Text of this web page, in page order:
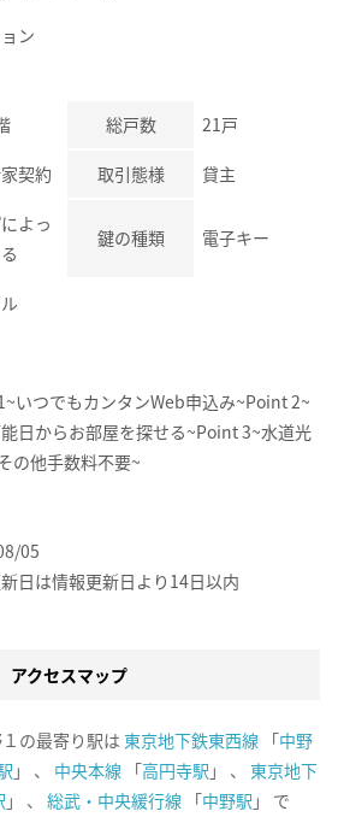
ン
総戸数 21戸
契約 取引態様 貸主
よっ
鍵の種類 電子キー
いつでもカンタンWeb申込み~Point 2~
日からお部屋を探せる~Point 3~水道光
の他手数料不要~
05
日は情報更新日より14日以内
アクセスマップ
の最寄り駅は 東京地下鉄東西線 「中野
」 、 中央本線 「高円寺駅 」 、 東京地下
」 、 総武・中央緩行線 「中野駅 」 で